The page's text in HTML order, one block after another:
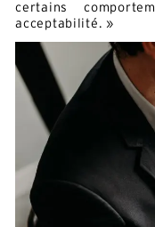
certains
acceptabilité. »